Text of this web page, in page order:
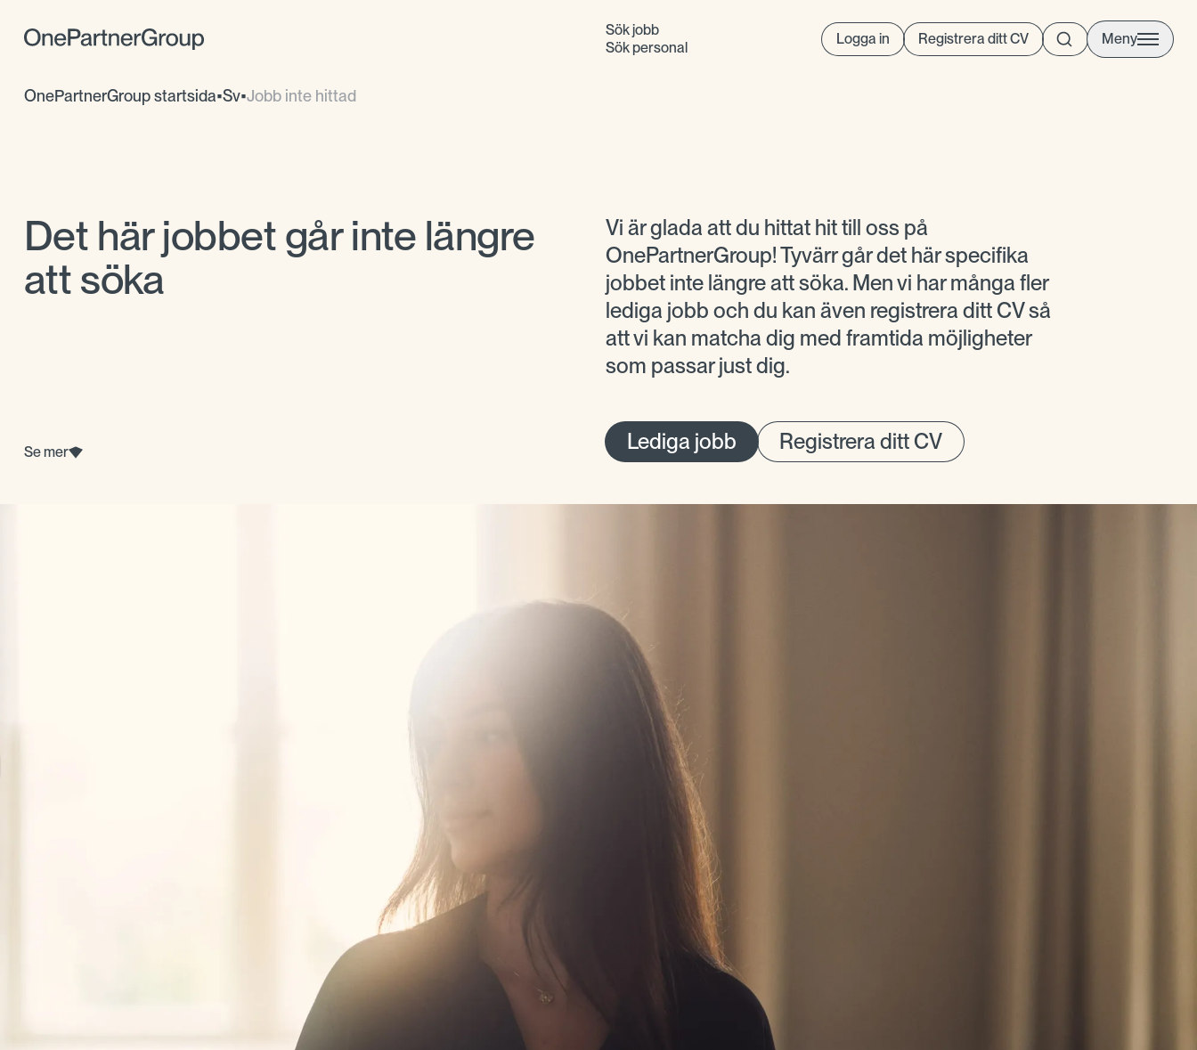
Sök jobb
Sök personal
Logga in Registrera ditt CV Meny
OnePartnerGroup startsida•Sv•Jobb inte hittad
Det här jobbet går inte längre
att söka
Vi är glada att du hittat hit till oss på
OnePartnerGroup! Tyvärr går det här specifika
jobbet inte längre att söka. Men vi har många fler
lediga jobb och du kan även registrera ditt CV så
att vi kan matcha dig med framtida möjligheter
som passar just dig.
Se mer Lediga jobb Registrera ditt CV